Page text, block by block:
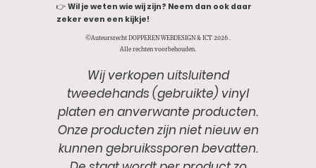
👉 Wil je weten wie wij zijn? Neem dan ook daar
zeker even een kijkje!
©Auteursrecht DOPPEREN WEBDESIGN & ICT 2026 .
Alle rechten voorbehouden.
Wij verkopen uitsluitend
tweedehands (gebruikte) vinyl
platen en anverwante producten.
Onze producten zijn niet nieuw en
kunnen gebruikssporen bevatten.